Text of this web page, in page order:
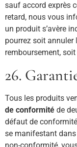
sauf accord exprès
retard, nous vous
un produit s’avère
pourrez soit annuler
remboursement,
26.
Tous les produits
de conformité de
défaut de
se manifestant
non-conformité,